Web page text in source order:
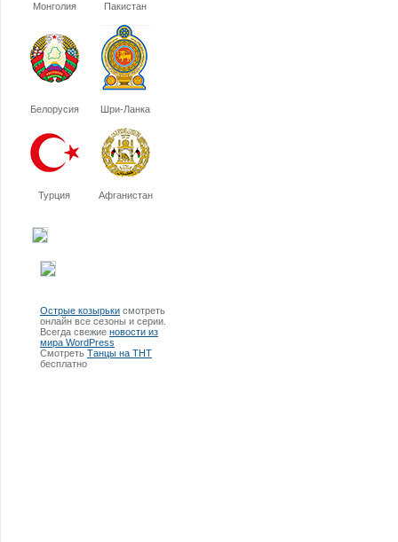
Монголия Пакистан
Белорусия Шри-Ланка
Турция Афганистан
Острые козырьки смотреть
онлайн все сезоны и серии.
Всегда свежие новости из
мира WordPress
Смотреть Танцы на ТНТ
бесплатно